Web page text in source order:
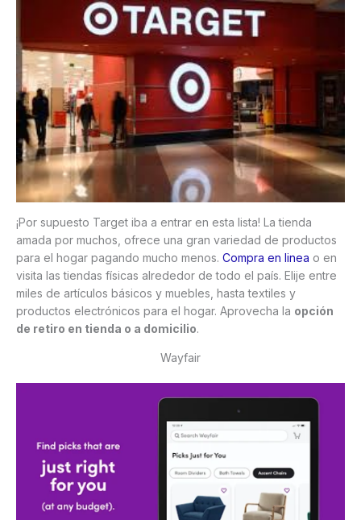
¡Por supuesto Target iba a entrar en esta lista! La tienda
amada por muchos, ofrece una gran variedad de productos
para el hogar pagando mucho menos. Compra en linea o en
visita las tiendas físicas alrededor de todo el país. Elije entre
miles de artículos básicos y muebles, hasta textiles y
productos electrónicos para el hogar. Aprovecha la opción
de retiro en tienda o a domicilio.
Wayfair